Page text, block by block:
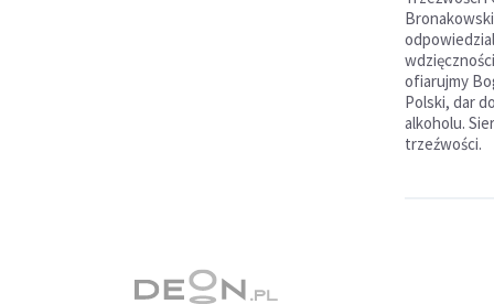
ofiarujmy
Polski, dar
alkoholu.
trzeźwości.